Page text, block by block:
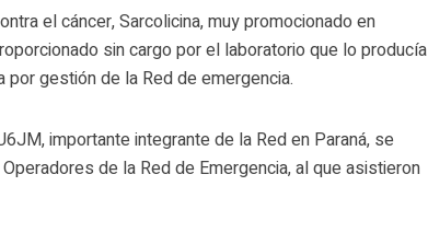
el cáncer, Sarcolicina, muy promocionado en
sin cargo por el laboratorio que lo producía
gestión de la Red de emergencia.
importante integrante de la Red en Paraná, se
de la Red de Emergencia, al que asistieron